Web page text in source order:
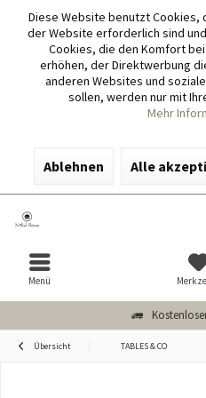
Diese Website benutzt
der Website erforderlich sind
Cookies, die den Komfort
erhöhen, der Direktwerbung
anderen Websites und
sollen, werden nur mit
Mehr
Ablehnen Alle
Menü
Übersicht TABLES & CO